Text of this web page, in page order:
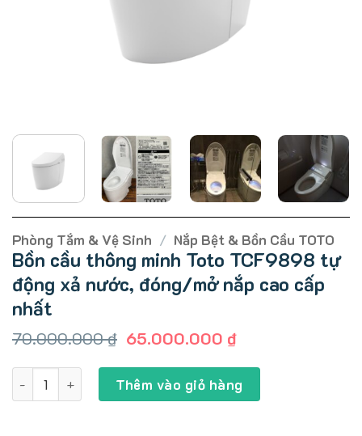
Phòng Tắm & Vệ Sinh / Nắp Bệt & Bồn Cầu TOTO
Bồn cầu thông minh Toto TCF9898 tự
động xả nước, đóng/mở nắp cao cấp
nhất
70.000.000₫ Giá
là:
70.000.000 ₫.
65.000.000 ₫Giá
tại
là:
65.000.000 ₫.
Bồn cầu thông minh Toto TCF9898 tự động xả nước, đóng/
Thêm vào giỏ hàng